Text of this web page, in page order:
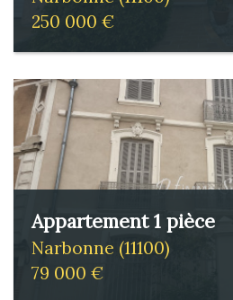
250 000 €
Appartement 1 pièce
Narbonne (11100)
79 000 €